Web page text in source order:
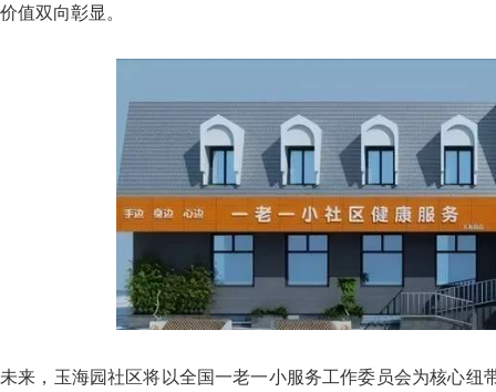
价值双向彰显。
未来，玉海园社区将以全国一老一小服务工作委员会为核心